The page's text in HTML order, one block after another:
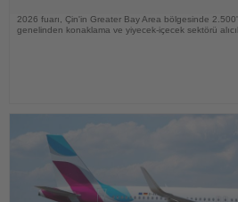
2026 fuarı, Çin'in Greater Bay Area bölgesinde
genelinden konaklama ve yiyecek-içecek sektörü